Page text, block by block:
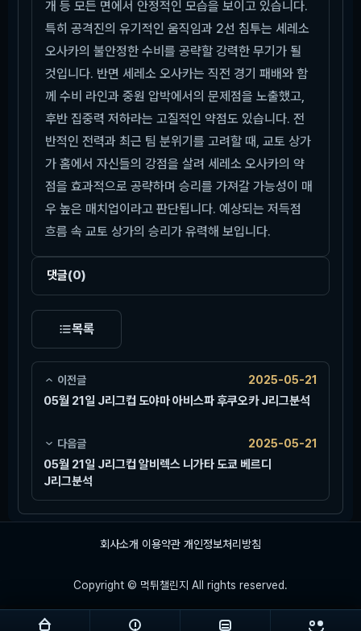
개 등 모든 면에서 안정적인 모습을 보이고 있습니다.
특히 공격진의 유기적인 움직임과 2선 침투는 세레소
오사카의 불안정한 수비를 공략할 강력한 무기가 될
것입니다. 반면 세레소 오사카는 직전 경기 패배와 함
께 수비 라인과 중원 압박에서의 문제점을 노출했고,
후반 집중력 저하라는 고질적인 약점도 있습니다. 전
반적인 전력과 최근 팀 분위기를 고려할 때, 교토 상가
가 홈에서 자신들의 강점을 살려 세레소 오사카의 약
점을 효과적으로 공략하며 승리를 가져갈 가능성이 매
우 높은 매치업이라고 판단됩니다. 예상되는 저득점
흐름 속 교토 상가의 승리가 유력해 보입니다.
댓글(0)
목록
이전글 2025-05-21
05월 21일 J리그컵 도야마 아비스파 후쿠오카 J리그분석
다음글 2025-05-21
05월 21일 J리그컵 알비렉스 니가타 도쿄 베르디
J리그분석
회사소개 이용약관 개인정보처리방침
Copyright © 먹튀챌린지 All rights reserved.